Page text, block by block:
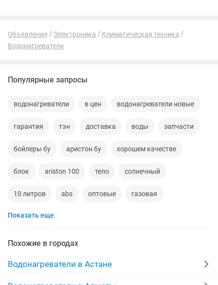
Объявления Электроника
Климатическая техника
Водонагреватели
Популярные запросы
водонагреватели в цен водонагреватели новые
гарантия тэн доставка воды запчасти
бойлеры бу аристон бу хорошем качестве
блок ariston 100 тело солнечный
10 литров abs оптовые газовая
аппарат вода
новые запчасти бойлер хорошем состоянии
Показать еще
Похожие в городах
Водонагреватели в Астане